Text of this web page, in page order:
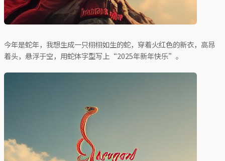
今年是蛇年，我想生成一只栩栩如生的蛇，穿着火红色的新衣，高昂
着头，悬浮于空，用蛇体字型写上“2025年新年快乐”。